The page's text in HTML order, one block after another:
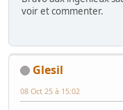
voir et commenter.
Glesil
08 Oct 25 à 15:02